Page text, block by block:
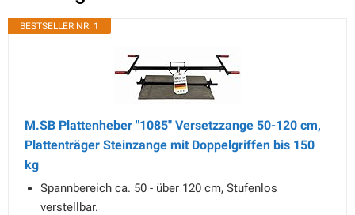
BESTSELLER NR. 1
M.SB Plattenheber "1085" Versetzzange 50-120 cm,
Plattenträger Steinzange mit Doppelgriffen bis 150
kg
Spannbereich ca. 50 - über 120 cm, Stufenlos
verstellbar.